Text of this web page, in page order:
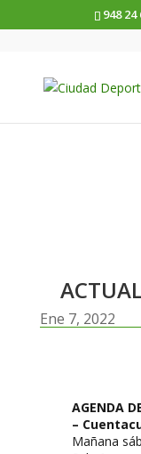
948 24
Ene 7, 2022
AGENDA
–
Mañana